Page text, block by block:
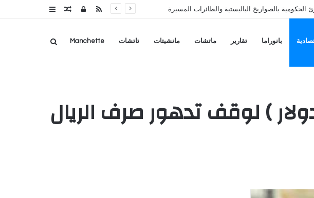
بالصواريخ الباليستية والطائرات المسيرة عمودمقالتسجيلRSS
بانوراما تقارير ماتشات مانشيتات تاتشات Manchette بحث
مليون دولار ) لوقف تدهور صرف الريال